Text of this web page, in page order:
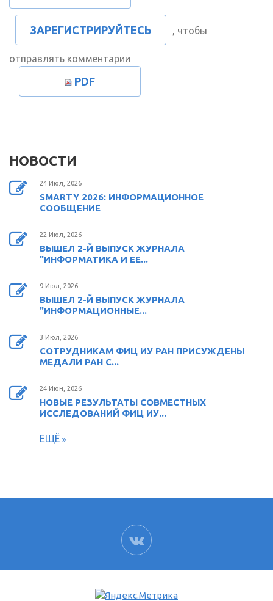
ЗАРЕГИСТРИРУЙТЕСЬ , чтобы
отправлять комментарии
PDF
НОВОСТИ
24 Июл, 2026
SMARTY 2026: ИНФОРМАЦИОННОЕ
СООБЩЕНИЕ
22 Июл, 2026
ВЫШЕЛ 2-Й ВЫПУСК ЖУРНАЛА
"ИНФОРМАТИКА И ЕЕ...
9 Июл, 2026
ВЫШЕЛ 2-Й ВЫПУСК ЖУРНАЛА
"ИНФОРМАЦИОННЫЕ...
3 Июл, 2026
СОТРУДНИКАМ ФИЦ ИУ РАН ПРИСУЖДЕНЫ
МЕДАЛИ РАН С...
24 Июн, 2026
НОВЫЕ РЕЗУЛЬТАТЫ СОВМЕСТНЫХ
ИССЛЕДОВАНИЙ ФИЦ ИУ...
ЕЩЁ
ВК